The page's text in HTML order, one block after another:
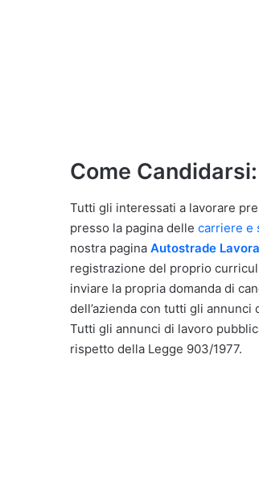
Come Candidarsi:
Tutti gli interessati a lavorare
presso la pagina delle carriere e
nostra pagina Autostrade
registrazione del proprio
inviare la propria domanda di
dell’azienda con tutti gli
Tutti gli annunci di lavoro
rispetto della Legge 903/1977.